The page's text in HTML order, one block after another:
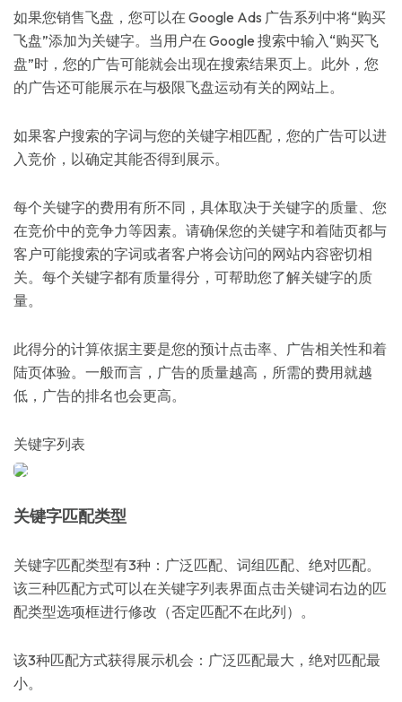
如果您销售飞盘，您可以在 Google Ads 广告系列中将“购买
飞盘”添加为关键字。当用户在 Google 搜索中输入“购买飞
盘”时，您的广告可能就会出现在搜索结果页上。此外，您
的广告还可能展示在与极限飞盘运动有关的网站上。
如果客户搜索的字词与您的关键字相匹配，您的广告可以进
入竞价，以确定其能否得到展示。
每个关键字的费用有所不同，具体取决于关键字的质量、您
在竞价中的竞争力等因素。请确保您的关键字和着陆页都与
客户可能搜索的字词或者客户将会访问的网站内容密切相
关。每个关键字都有质量得分，可帮助您了解关键字的质
量。
此得分的计算依据主要是您的预计点击率、广告相关性和着
陆页体验。一般而言，广告的质量越高，所需的费用就越
低，广告的排名也会更高。
关键字列表
关键字匹配类型
关键字匹配类型有3种：广泛匹配、词组匹配、绝对匹配。
该三种匹配方式可以在关键字列表界面点击关键词右边的匹
配类型选项框进行修改（否定匹配不在此列）。
该3种匹配方式获得展示机会：广泛匹配最大，绝对匹配最
小。